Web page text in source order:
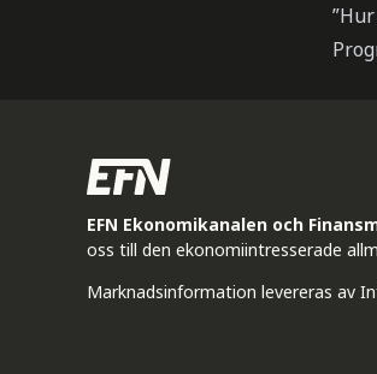
EFN Ekonomikanalen och
oss till den ekonomiintresserade
Marknadsinformation levereras av